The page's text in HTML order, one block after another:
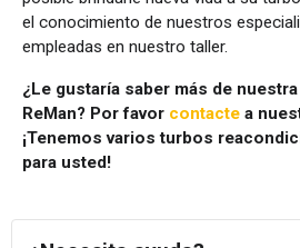
el conocimiento de nuestros
empleadas en nuestro taller.
¿Le gustaría saber más de
ReMan? Por favor contacte a
¡Tenemos varios turbos
para usted!